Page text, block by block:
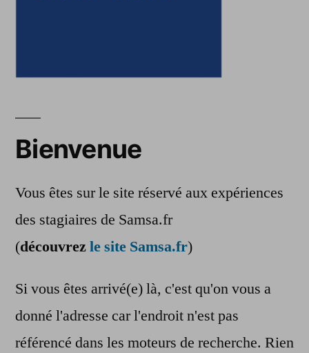
Bienvenue
Vous êtes sur le site réservé aux expériences
des stagiaires de Samsa.fr
(découvrezle site Samsa.fr)
Si vous êtes arrivé(e) là, c'est qu'on vous a
donné l'adresse car l'endroit n'est pas
référencé dans les moteurs de recherche. Rien